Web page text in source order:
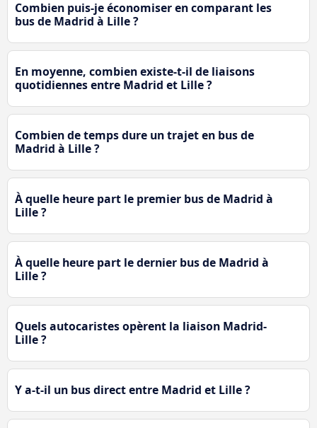
Combien puis-je économiser en comparant les
bus de Madrid à Lille ?
En moyenne, combien existe-t-il de liaisons
quotidiennes entre Madrid et Lille ?
Combien de temps dure un trajet en bus de
Madrid à Lille ?
À quelle heure part le premier bus de Madrid à
Lille ?
À quelle heure part le dernier bus de Madrid à
Lille ?
Quels autocaristes opèrent la liaison Madrid-
Lille ?
Y a-t-il un bus direct entre Madrid et Lille ?